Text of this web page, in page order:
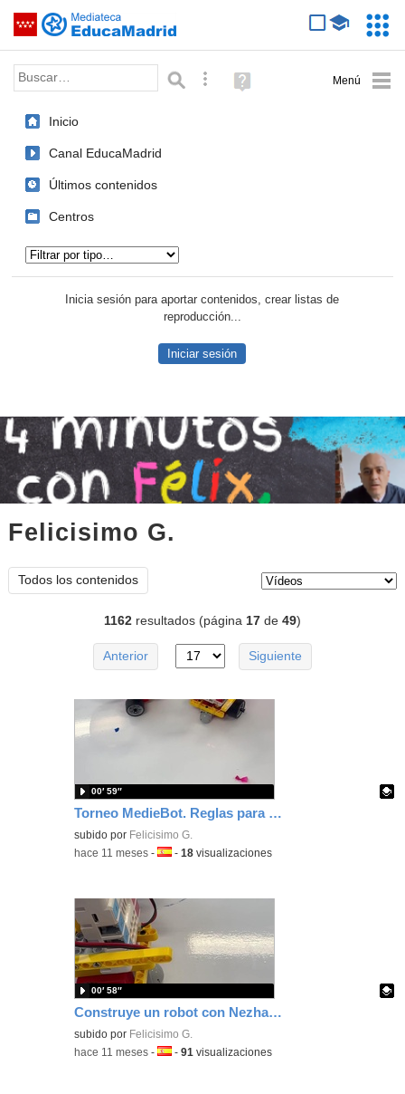
Saltar navegación
Palabra o frase: Búsqueda avanzada
Ayuda
(en
Inicio
Canal EducaMadrid
Últimos contenidos
Centros
Inicia sesión para aportar contenidos, crear listas de
reproducción...
Iniciar sesión
Felicisimo G.
Todos los contenidos
1162resultados (página 17de 49)
Anterior Siguiente
Torneo MedieBot. Reglas para los combates de Robot programados con MakeCode construidos con Nezha
Contenido educativo.
subido por Felicisimo G.
00′ 59″
-hace 11 meses -Idioma:
-18 visualizaciones
Construye un robot con Nezha con una estructura muy sencilla con la placa en vertical
Contenido educativo.
subido por Felicisimo G.
00′ 58″
-hace 11 meses -Idioma:
-91 visualizaciones